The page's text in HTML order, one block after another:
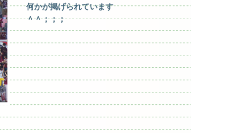
何かが掲げられています
＾＾；；；